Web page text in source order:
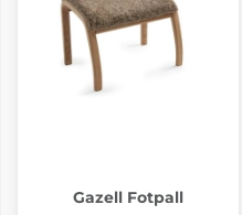
Gazell Fotpall